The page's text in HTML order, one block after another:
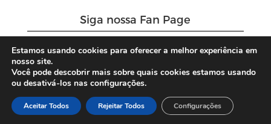
Siga nossa Fan Page
Estamos usando cookies para oferecer a melhor experiência em
nosso site.
Você pode descobrir mais sobre quais cookies estamos usando
ou desativá-los nas configurações.
Aceitar Todos Rejeitar Todos Configurações